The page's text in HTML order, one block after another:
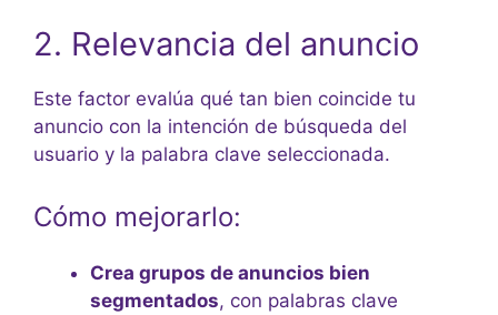
2. Relevancia del anuncio
Este factor evalúa qué tan bien coincide tu
anuncio con la intención de búsqueda del
usuario y la palabra clave seleccionada.
Cómo mejorarlo:
Crea grupos de anuncios bien
segmentados, con palabras clave